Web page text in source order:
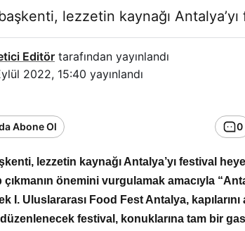
lezzetin kaynağı Antalya’yı
Editör tarafından yayınlandı
2022, 15:40 yayınlandı
Abone Ol 0
lezzetin kaynağı Antalya’yı festival
çıkmanın önemini vurgulamak amacıyla
I. Uluslararası Food Fest Antalya,
festival, konuklarına tam bir